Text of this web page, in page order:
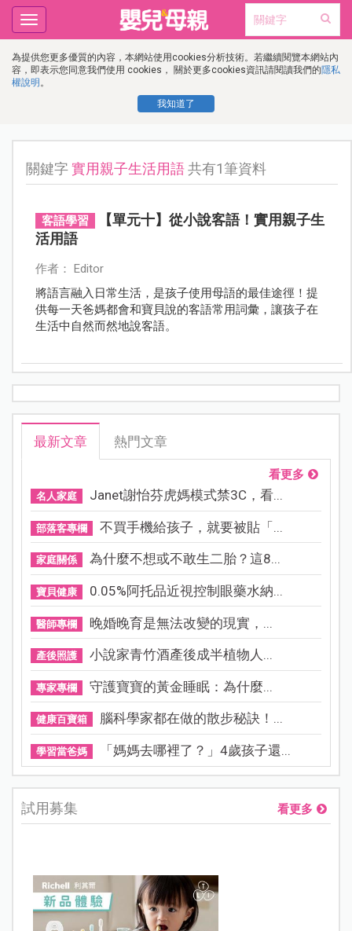
為提供您更多優質的內容，本網站使用cookies分析技術。若繼續閱覽本網站內
容，即表示您同意我們使用 cookies， 關於更多cookies資訊請閱讀我們的隱私
權說明 。
我知道了
Toggle
navigation
關鍵字實用親子生活用語共有1筆資料
客語學習
【單元十】從小說客語！實用親子生
活用語
作者： Editor
將語言融入日常生活，是孩子使用母語的最佳途徑！提
供每一天爸媽都會和寶貝說的客語常用詞彙，讓孩子在
生活中自然而然地說客語。
最新文章 熱門文章
看更多
名人家庭 Janet謝怡芬虎媽模式禁3C，看...
部落客專欄 不買手機給孩子，就要被貼「...
家庭關係 為什麼不想或不敢生二胎？這8...
寶貝健康 0.05%阿托品近視控制眼藥水納...
醫師專欄 晚婚晚育是無法改變的現實，...
產後照護 小說家青竹酒產後成半植物人...
專家專欄 守護寶寶的黃金睡眠：為什麼...
健康百寶箱 腦科學家都在做的散步秘訣！...
學習當爸媽 「媽媽去哪裡了？」4歲孩子還...
試用募集 看更多